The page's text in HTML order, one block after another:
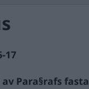
17
Para§rafs